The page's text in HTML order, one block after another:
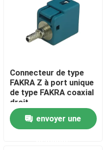
Connecteur de type
FAKRA Z à port unique
de type FAKRA coaxial
droit
envoyer une